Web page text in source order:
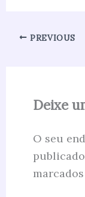
PREVIOUS
Deixe
O seu